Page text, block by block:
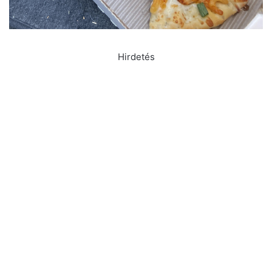
Hirdetés